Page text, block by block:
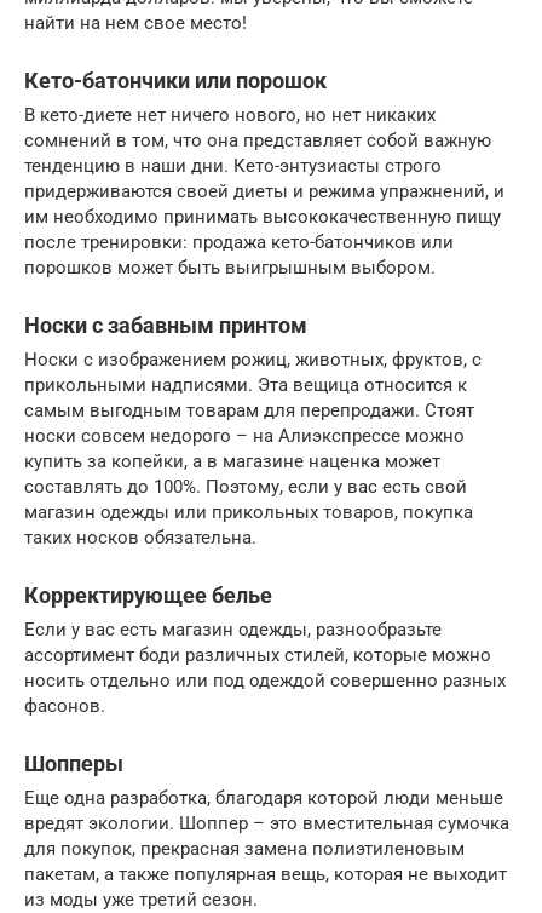
найти на нем свое место!
Кето-батончики или порошок
В кето-диете нет ничего нового, но нет никаких
сомнений в том, что она представляет собой важную
тенденцию в наши дни. Кето-энтузиасты строго
придерживаются своей диеты и режима упражнений, и
им необходимо принимать высококачественную пищу
после тренировки: продажа кето-батончиков или
порошков может быть выигрышным выбором.
Носки с забавным принтом
Носки с изображением рожиц, животных, фруктов, с
прикольными надписями. Эта вещица относится к
самым выгодным товарам для перепродажи. Стоят
носки совсем недорого – на Алиэкспрессе можно
купить за копейки, а в магазине наценка может
составлять до 100%. Поэтому, если у вас есть свой
магазин одежды или прикольных товаров, покупка
таких носков обязательна.
Корректирующее белье
Если у вас есть магазин одежды, разнообразьте
ассортимент боди различных стилей, которые можно
носить отдельно или под одеждой совершенно разных
фасонов.
Шопперы
Еще одна разработка, благодаря которой люди меньше
вредят экологии. Шоппер – это вместительная сумочка
для покупок, прекрасная замена полиэтиленовым
пакетам, а также популярная вещь, которая не выходит
из моды уже третий сезон.